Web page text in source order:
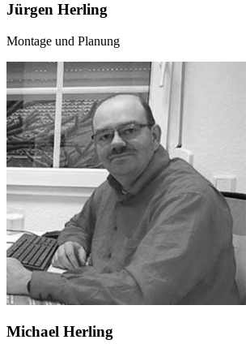
Jürgen Herling
Montage und Planung
Michael Herling